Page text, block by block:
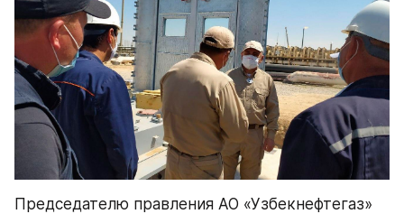
Председателю правления АО «Узбекнефтегаз»